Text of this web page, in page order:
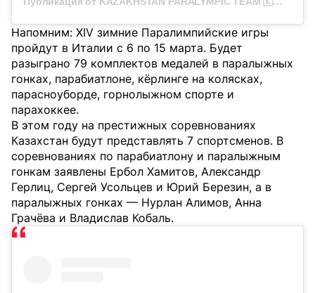
Напомним: XIV зимние Паралимпийские игры
пройдут в Италии с 6 по 15 марта. Будет
разыграно 79 комплектов медалей в паралыжных
гонках, парабиатлоне, кёрлинге на колясках,
парасноуборде, горнолыжном спорте и
парахоккее.
В этом году на престижных соревнованиях
Казахстан будут представлять 7 спортсменов. В
соревнованиях по парабиатлону и паралыжным
гонкам заявлены Ербол Хамитов, Александр
Герлиц, Сергей Усольцев и Юрий Березин, а в
паралыжных гонках — Нурлан Алимов, Анна
Грачёва и Владислав Кобаль.